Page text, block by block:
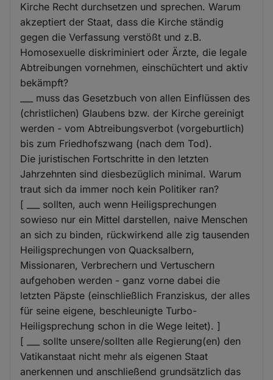
Kirche Recht durchsetzen und sprechen. Warum
akzeptiert der Staat, dass die Kirche ständig
gegen die Verfassung verstößt und z.B.
Homosexuelle diskriminiert oder Ärzte, die legale
Abtreibungen vornehmen, einschüchtert und aktiv
bekämpft?
___ muss das Gesetzbuch von allen Einflüssen des
(christlichen) Glaubens bzw. der Kirche gereinigt
werden - vom Abtreibungsverbot (vorgeburtlich)
bis zum Friedhofszwang (nach dem Tod).
Die juristischen Fortschritte in den letzten
Jahrzehnten sind diesbezüglich minimal. Warum
traut sich da immer noch kein Politiker ran?
[ ___ sollten, auch wenn Heiligsprechungen
sowieso nur ein Mittel darstellen, naive Menschen
an sich zu binden, rückwirkend alle zig tausenden
Heiligsprechungen von Quacksalbern,
Missionaren, Verbrechern und Vertuschern
aufgehoben werden - ganz vorne dabei die
letzten Päpste (einschließlich Franziskus, der alles
für seine eigene, beschleunigte Turbo-
Heiligsprechung schon in die Wege leitet). ]
[ ___ sollte unsere/sollten alle Regierung(en) den
Vatikanstaat nicht mehr als eigenen Staat
anerkennen und anschließend grundsätzlich das